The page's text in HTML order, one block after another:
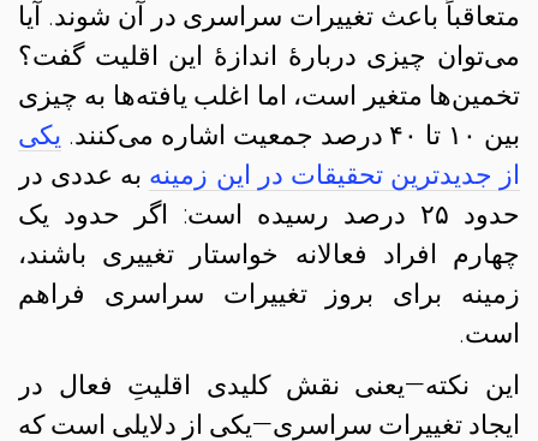
متعاقباً باعث تغییرات سراسری در آن شوند. آیا
می‌توان چیزی دربارهٔ اندازهٔ این اقلیت گفت؟
تخمین‌ها متغیر است، اما اغلب یافته‌ها به چیزی
بین ۱۰ تا ۴۰ درصد جمعیت اشاره می‌کنند.
یکی
از جدیدترین تحقیقات در این زمینه به عددی در
حدود ۲۵ درصد رسیده است: اگر حدود یک
چهارم افراد فعالانه خواستار تغییری باشند،
زمینه برای بروز تغییرات سراسری فراهم
است.
این نکته—یعنی نقش کلیدی اقلیتِ فعال در
ایجاد تغییرات سراسری—یکی از دلایلی است که